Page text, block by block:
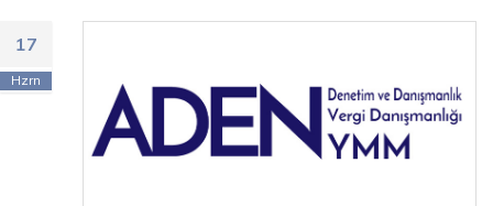
17
Hzrn